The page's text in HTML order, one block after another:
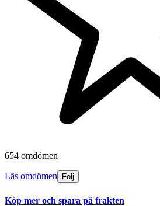
654 omdömen
Läs omdömen Följ
Köp mer och spara på frakten